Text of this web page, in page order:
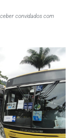
convidados com